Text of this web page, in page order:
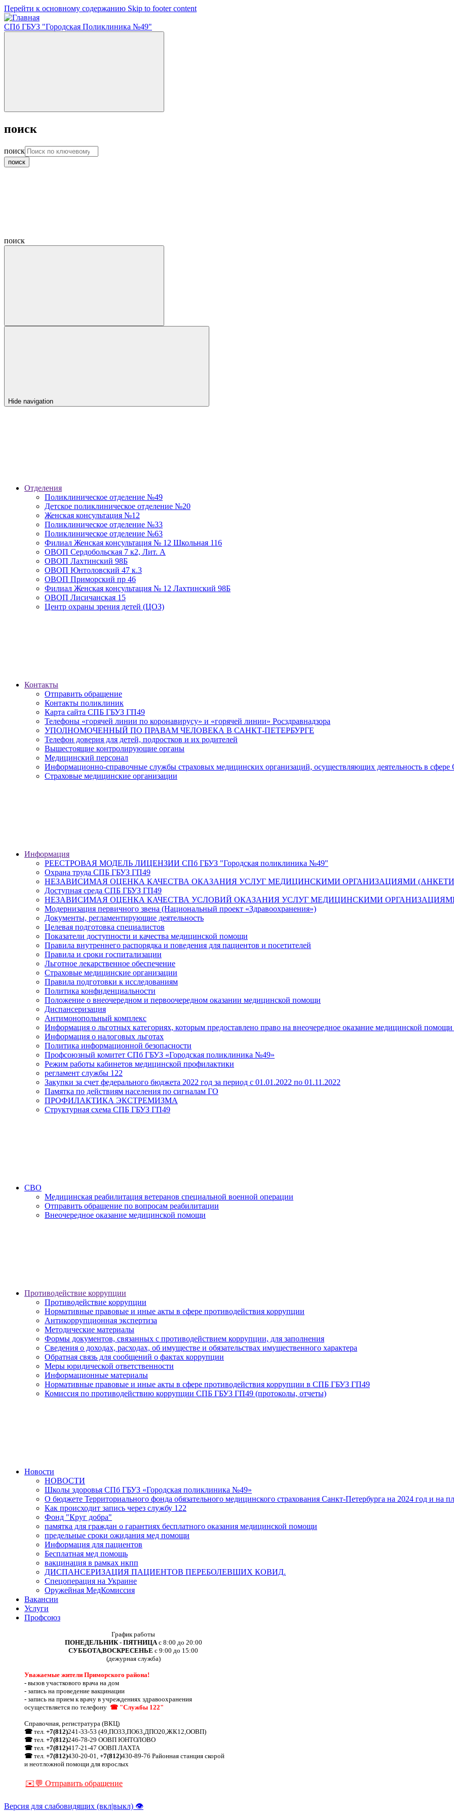
Перейти к основному содержанию Skip to footer content
СПб ГБУЗ "Городская Поликлиника №49"
поиск
поиск
поиск
Hide navigation
Отделения
Поликлиническое отделение №49
Детское поликлиническое отделение №20
Женская консультация №12
Поликлиническое отделение №33
Поликлиническое отделение №63
Филиал Женская консультация № 12 Школьная 116
ОВОП Сердобольская 7 к2, Лит. А
ОВОП Лахтинский 98Б
ОВОП Юнтоловский 47 к.3
ОВОП Приморский пр 46
Филиал Женская консультация № 12 Лахтинский 98Б
ОВОП Лисичанская 15
Центр охраны зрения детей (ЦОЗ)
Контакты
Отправить обращение
Контакты поликлиник
Карта сайта СПБ ГБУЗ ГП49
Телефоны «горячей линии по коронавирусу» и «горячей линии» Росздравнадзора
УПОЛНОМОЧЕННЫЙ ПО ПРАВАМ ЧЕЛОВЕКА В САНКТ-ПЕТЕРБУРГЕ
Телефон доверия для детей, подростков и их родителей
Вышестоящие контролирующие органы
Медицинский персонал
Информационно-справочные службы страховых медицинских организаций, осуществляющих деятельность в
Страховые медицинские организации
Информация
РЕЕСТРОВАЯ МОДЕЛЬ ЛИЦЕНЗИИ СПб ГБУЗ "Городская поликлиника №49"
Охрана труда СПБ ГБУЗ ГП49
НЕЗАВИСИМАЯ ОЦЕНКА КАЧЕСТВА ОКАЗАНИЯ УСЛУГ МЕДИЦИНСКИМИ ОРГАНИЗАЦИЯМИ
Доступная среда СПБ ГБУЗ ГП49
НЕЗАВИСИМАЯ ОЦЕНКА КАЧЕСТВА УСЛОВИЙ ОКАЗАНИЯ УСЛУГ МЕДИЦИНСКИМИ
Модернизация первичного звена (Национальный проект «Здравоохранения»)
Документы, регламентирующие деятельность
Целевая подготовка специалистов
Показатели доступности и качества медицинской помощи
Правила внутреннего распорядка и поведения для пациентов и посетителей
Правила и сроки госпитализации
Льготное лекарственное обеспечение
Страховые медицинские организации
Правила подготовки к исследованиям
Политика конфиденциальности
Положение о внеочередном и первоочередном оказании медицинской помощи
Диспансеризация
Антимонопольный комплекс
Информация о льготных категориях, которым предоставлено право на внеочередное оказание медицинской
Информация о налоговых льготах
Политика информационной безопасности
Профсоюзный комитет СПб ГБУЗ «Городская поликлиника №49»
Режим работы кабинетов медицинской профилактики
регламент службы 122
Закупки за счет федерального бюджета 2022 год за период с 01.01.2022 по 01.11.2022
Памятка по действиям населения по сигналам ГО
ПРОФИЛАКТИКА ЭКСТРЕМИЗМА
Структурная схема СПБ ГБУЗ ГП49
СВО
Медицинская реабилитация ветеранов специальной военной операции
Отправить обращение по вопросам реабилитации
Внеочередное оказание медицинской помощи
Противодействие коррупции
Противодействие коррупции
Нормативные правовые и иные акты в сфере противодействия коррупции
Антикоррупционная экспертиза
Методические материалы
Формы документов, связанных с противодействием коррупции, для заполнения
Сведения о доходах, расходах, об имуществе и обязательствах имущественного характера
Обратная связь для сообщений о фактах коррупции
Меры юридической ответственности
Информационные материалы
Нормативные правовые и иные акты в сфере противодействия коррупции в СПБ ГБУЗ ГП49
Комиссия по противодействию коррупции СПБ ГБУЗ ГП49 (протоколы, отчеты)
Новости
НОВОСТИ
Школы здоровья СПб ГБУЗ «Городская поликлиника №49»
О бюджете Территориального фонда обязательного медицинского страхования Санкт-Петербурга на 2024 год и на
Как происходит запись через службу 122
Фонд "Круг добра"
памятка для граждан о гарантиях бесплатного оказания медицинской помощи
предельные сроки ожидания мед помощи
Информация для пациентов
Бесплатная мед помощь
вакцинация в рамках нкпп
ДИСПАНСЕРИЗАЦИЯ ПАЦИЕНТОВ ПЕРЕБОЛЕВШИХ КОВИД.
Спецоперация на Украине
Оружейная МедКомиссия
Вакансии
Услуги
Профсоюз
График работы
ПОНЕДЕЛЬНИК - ПЯТНИЦА с 8:00 до 20:00
СУББОТА,ВОСКРЕСЕНЬЕ с 9:00 до 15:00
(дежурная служба)
Уважаемые жители Приморского района!
- вызов участкового врача на дом
- запись на проведение вакцинации
- запись на прием к врачу в учреждениях здравоохранения
осуществляется по телефону ☎ "Службы 122"
Справочная, регистратура (ВКЦ)
☎ тел. +7(812)241-33-53 (49,ПО33,ПО63,ДПО20,ЖК12,ООВП)
☎ тел. +7(812)246-78-29 ООВП ЮНТОЛОВО
☎ тел. +7(812)417-21-47 ООВП ЛАХТА
☎ тел. +7(812)430-20-01, +7(812)430-89-76 Районная станция скорой
и неотложной помощи для взрослых
✉️💬 Отправить обращение
Версия для слабовидящих (вкл|выкл) 👁